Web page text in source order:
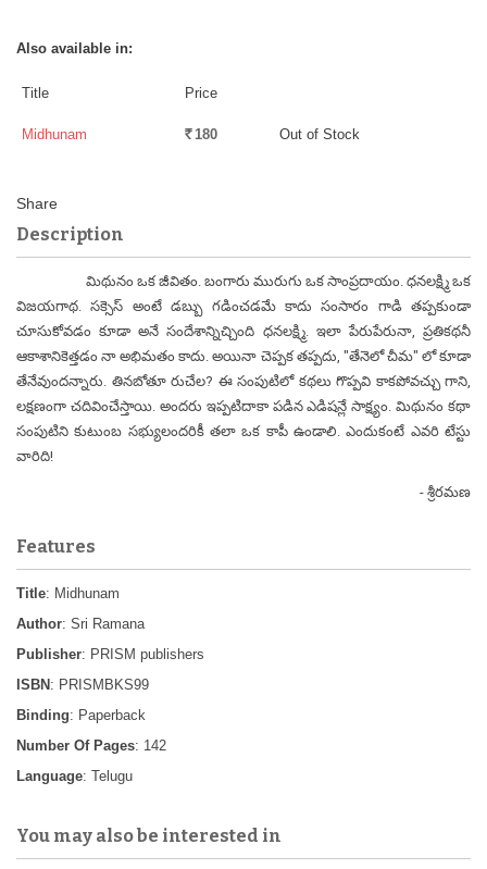
Also available in:
Title Price
Midhunam Rs. 180 Out of Stock
Description
మిథునం ఒక జీవితం. బంగారు మురుగు ఒక సాంప్రదాయం. ధనలక్ష్మి ఒక
విజయగాథ. సక్సెస్ అంటే డబ్బు గడించడమే కాదు సంసారం గాడి తప్పకుండా
చూసుకోవడం కూడా అనే సందేశాన్నిచ్చింది ధనలక్ష్మి. ఇలా పేరుపేరునా, ప్రతికథనీ
ఆకాశానికెత్తడం నా అభిమతం కాదు. అయినా చెప్పక తప్పదు, "తేనెలో చీమ" లో కూడా
తేనేవుందన్నారు. తినబోతూ రుచేల? ఈ సంపుటిలో కథలు గొప్పవి కాకపోవచ్చు గాని,
లక్షణంగా చదివించేస్తాయి. అందరు ఇప్పటిదాకా పడిన ఎడిషన్లే సాక్ష్యం. మిథునం కథా
సంపుటిని కుటుంబ సభ్యులందరికీ తలా ఒక కాపీ ఉండాలి. ఎందుకంటే ఎవరి టేస్టు
వారిది!
- శ్రీరమణ
Features
Title: Midhunam
Author: Sri Ramana
Publisher: PRISM publishers
ISBN : PRISMBKS99
Binding: Paperback
Number Of Pages: 142
Language: Telugu
You may also be interested in